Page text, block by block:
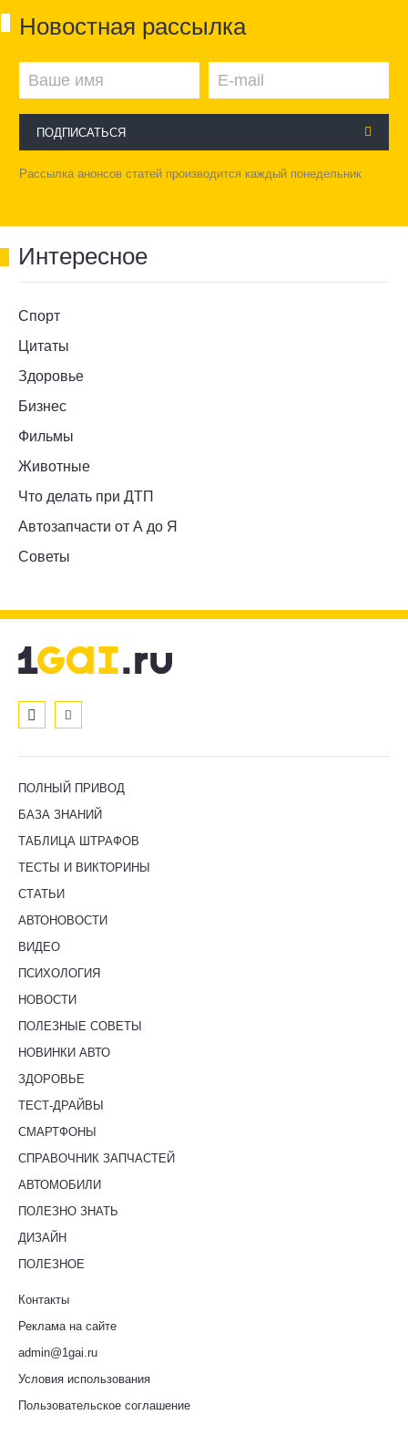
Новостная рассылка
ПОДПИСАТЬСЯ
Рассылка анонсов статей производится каждый понедельник
Интересное
Спорт
Цитаты
Здоровье
Бизнес
Фильмы
Животные
Что делать при ДТП
Автозапчасти от А до Я
Советы
ПОЛНЫЙ ПРИВОД
БАЗА ЗНАНИЙ
ТАБЛИЦА ШТРАФОВ
ТЕСТЫ И ВИКТОРИНЫ
СТАТЬИ
АВТОНОВОСТИ
ВИДЕО
ПСИХОЛОГИЯ
НОВОСТИ
ПОЛЕЗНЫЕ СОВЕТЫ
НОВИНКИ АВТО
ЗДОРОВЬЕ
ТЕСТ-ДРАЙВЫ
СМАРТФОНЫ
СПРАВОЧНИК ЗАПЧАСТЕЙ
АВТОМОБИЛИ
ПОЛЕЗНО ЗНАТЬ
ДИЗАЙН
ПОЛЕЗНОЕ
Контакты
Реклама на сайте
admin@1gai.ru
Условия использования
Пользовательское соглашение